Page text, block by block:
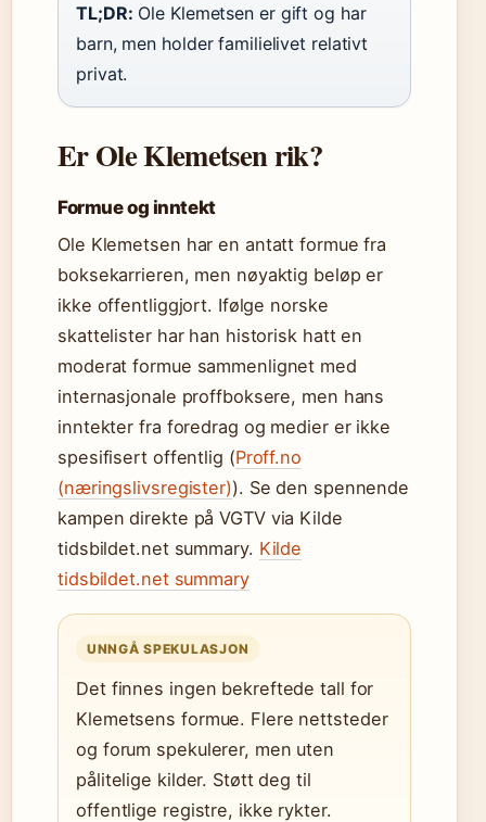
TL;DR: Ole Klemetsen er gift og har
barn, men holder familielivet relativt
privat.
Er Ole Klemetsen rik?
Formue og inntekt
Ole Klemetsen har en antatt formue fra
boksekarrieren, men nøyaktig beløp er
ikke offentliggjort. Ifølge norske
skattelister har han historisk hatt en
moderat formue sammenlignet med
internasjonale proffboksere, men hans
inntekter fra foredrag og medier er ikke
spesifisert offentlig (Proff.no
(næringslivsregister)). Se den spennende
kampen direkte på VGTV via Kilde
tidsbildet.net summary. Kilde
tidsbildet.net summary
UNNGÅ SPEKULASJON
Det finnes ingen bekreftede tall for
Klemetsens formue. Flere nettsteder
og forum spekulerer, men uten
pålitelige kilder. Støtt deg til
offentlige registre, ikke rykter.